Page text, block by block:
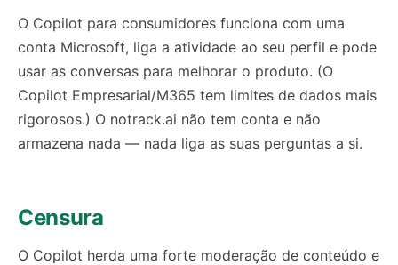
O Copilot para consumidores funciona com uma
conta Microsoft, liga a atividade ao seu perfil e pode
usar as conversas para melhorar o produto. (O
Copilot Empresarial/M365 tem limites de dados mais
rigorosos.) O notrack.ai não tem conta e não
armazena nada — nada liga as suas perguntas a si.
Censura
O Copilot herda uma forte moderação de conteúdo e